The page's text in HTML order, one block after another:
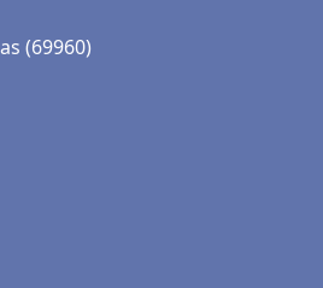
(69960)